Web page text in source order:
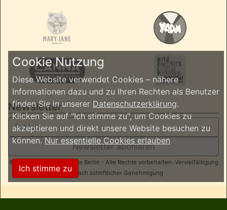
Newsletter
Newsletter abonieren
© 2026 ReggaeInBerlin.de Berlin - Alle Rechte vorbehalten. Vervielfältigung
nur nach schriftlicher Genehmigung
Cookie Nutzung
Diese Website verwendet Cookies – nähere
Informationen dazu und zu Ihren Rechten als Benutzer
finden Sie in unserer Datenschutzerklärung.
Klicken Sie auf "Ich stimme zu", um Cookies zu
akzeptieren und direkt unsere Website besuchen zu
können.Nur essentielle Cookies erlauben
Ich stimme zu